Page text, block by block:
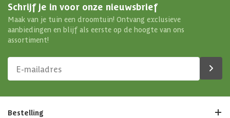
Schrijf je in voor onze nieuwsbrief
Maak van je tuin een droomtuin! Ontvang exclusieve
aanbiedingen en blijf als eerste op de hoogte van ons
assortiment!
Bestelling